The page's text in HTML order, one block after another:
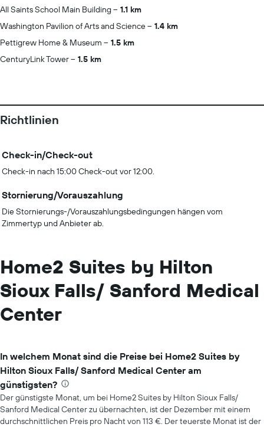
All Saints School Main Building
1.1 km
Washington Pavilion of Arts and Science
1.4 km
Pettigrew Home & Museum
1.5 km
CenturyLink Tower
1.5 km
Richtlinien
Check-in/Check-out
Check-in nach 15:00 Check-out vor 12:00.
Stornierung/Vorauszahlung
Die Stornierungs-/Vorauszahlungsbedingungen hängen vom
Zimmertyp und Anbieter ab.
Home2 Suites by Hilton
Sioux Falls/ Sanford Medical
Center
In welchem Monat sind die Preise bei Home2 Suites by
Hilton Sioux Falls/ Sanford Medical Center am
günstigsten?
Der günstigste Monat, um bei Home2 Suites by Hilton Sioux Falls/
Sanford Medical Center zu übernachten, ist der Dezember mit einem
durchschnittlichen Preis pro Nacht von 113 €. Der teuerste Monat ist der